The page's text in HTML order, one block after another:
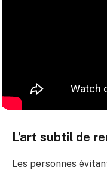
L’art subtil de
Les personnes